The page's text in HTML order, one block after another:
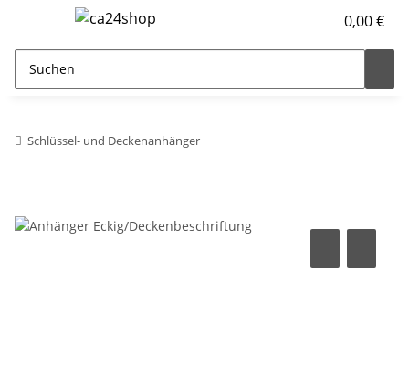
0,00 €
Schlüssel- und Deckenanhänger